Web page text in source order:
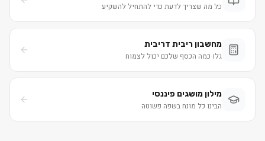
כל מה שצריך לדעת כדי להתחיל להשקיע
מחשבון ריבית דריבית
גלו כמה הכסף שלכם יכול לצמוח
מילון מושגים פיננסי
הבינו כל מונח בשפה פשוטה